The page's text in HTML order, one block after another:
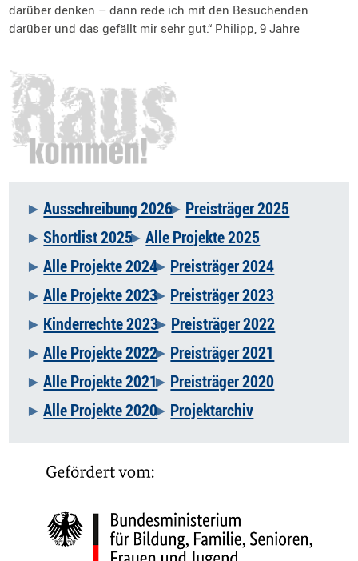
darüber denken – dann rede ich mit den Besuchenden
darüber und das gefällt mir sehr gut.“ Philipp, 9 Jahre
Navigation
überspringen
Ausschreibung 2026
Preisträger 2025
Shortlist 2025 Alle Projekte 2025
Alle Projekte 2024
Preisträger 2024
Alle Projekte 2023
Preisträger 2023
Kinderrechte 2023
Preisträger 2022
Alle Projekte 2022
Preisträger 2021
Alle Projekte 2021
Preisträger 2020
Alle Projekte 2020
Projektarchiv